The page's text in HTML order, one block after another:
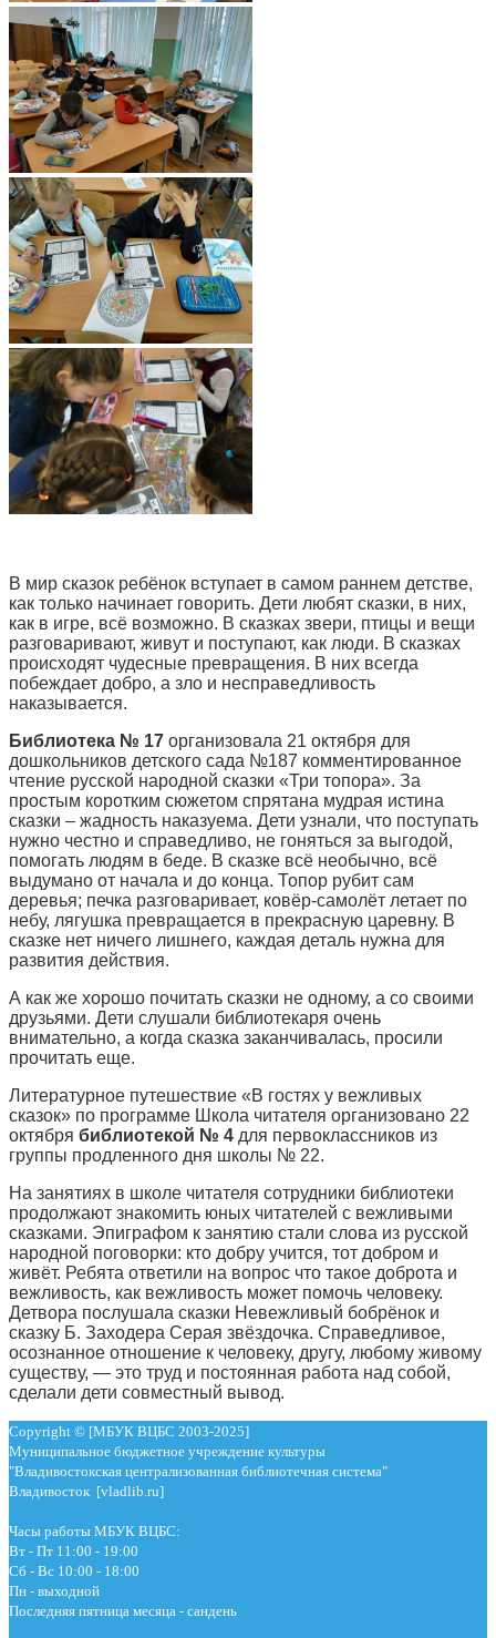
В мир сказок ребёнок вступает в самом раннем детстве,
как только начинает говорить. Дети любят сказки, в них,
как в игре, всё возможно. В сказках звери, птицы и вещи
разговаривают, живут и поступают, как люди. В сказках
происходят чудесные превращения. В них всегда
побеждает добро, а зло и несправедливость
наказывается.
Библиотека № 17 организовала 21 октября для
дошкольников детского сада №187 комментированное
чтение русской народной сказки «Три топора». За
простым коротким сюжетом спрятана мудрая истина
сказки – жадность наказуема. Дети узнали, что поступать
нужно честно и справедливо, не гоняться за выгодой,
помогать людям в беде. В сказке всё необычно, всё
выдумано от начала и до конца. Топор рубит сам
деревья; печка разговаривает, ковёр-самолёт летает по
небу, лягушка превращается в прекрасную царевну. В
сказке нет ничего лишнего, каждая деталь нужна для
развития действия.
А как же хорошо почитать сказки не одному, а со своими
друзьями. Дети слушали библиотекаря очень
внимательно, а когда сказка заканчивалась, просили
прочитать еще.
Литературное путешествие «В гостях у вежливых
сказок» по программе Школа читателя организовано 22
октября библиотекой № 4 для первоклассников из
группы продленного дня школы № 22.
На занятиях в школе читателя сотрудники библиотеки
продолжают знакомить юных читателей с вежливыми
сказками. Эпиграфом к занятию стали слова из русской
народной поговорки: кто добру учится, тот добром и
живёт. Ребята ответили на вопрос что такое доброта и
вежливость, как вежливость может помочь человеку.
Детвора послушала сказки Невежливый бобрёнок и
сказку Б. Заходера Серая звёздочка. Справедливое,
осознанное отношение к человеку, другу, любому живому
существу, — это труд и постоянная работа над собой,
сделали дети совместный вывод.
Copyright © [МБУК ВЦБС 2003-2025]
Муниципальное бюджетное учреждение культуры
"Владивостокская централизованная библиотечная система"
Владивосток [vladlib.ru]
Часы работы МБУК ВЦБС:
Вт - Пт 11:00 - 19:00
Сб - Вс 10:00 - 18:00
Пн - выходной
Последняя пятница месяца - сандень